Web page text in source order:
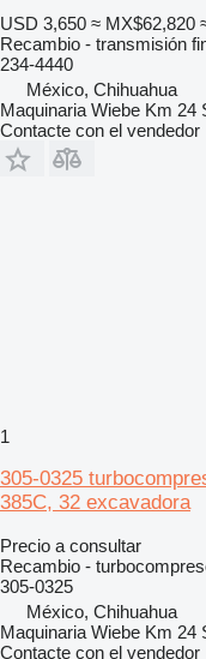
USD 3,650 ≈ MX$62,820
Recambio - transmisión
234-4440
México, Chihuahua
Maquinaria Wiebe Km 24
Contacte con el vendedor
1
305-0325
385C, 32 excavadora
Precio a consultar
Recambio -
305-0325
México, Chihuahua
Maquinaria Wiebe Km 24
Contacte con el vendedor